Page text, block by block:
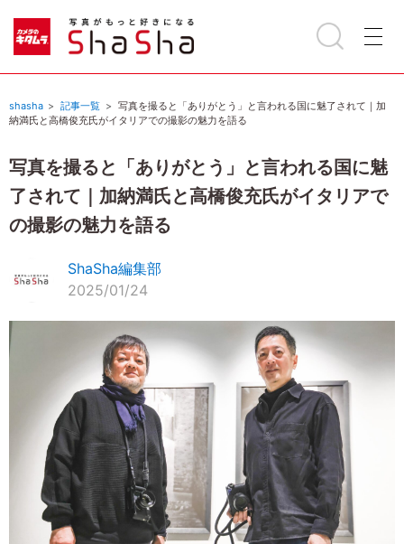
shasha 記事一覧
写真を撮ると「ありがとう」と言われる国に魅了されて｜加
納満氏と高橋俊充氏がイタリアでの撮影の魅力を語る
写真を撮ると「ありがとう」と言われる国に魅
了されて｜加納満氏と高橋俊充氏がイタリアで
の撮影の魅力を語る
ShaSha編集部
2025/01/24